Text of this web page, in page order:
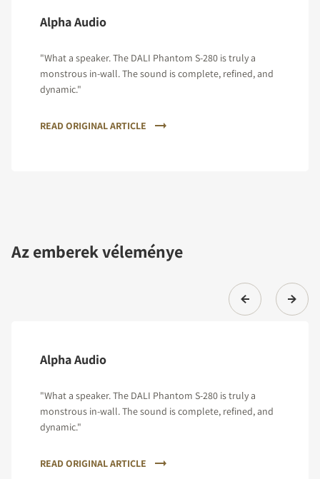
Alpha Audio
"What a speaker. The DALI Phantom S-280 is truly a
monstrous in-wall. The sound is complete, refined, and
dynamic."
READ ORIGINAL ARTICLE
Az emberek véleménye
Alpha Audio
"What a speaker. The DALI Phantom S-280 is truly a
monstrous in-wall. The sound is complete, refined, and
dynamic."
READ ORIGINAL ARTICLE